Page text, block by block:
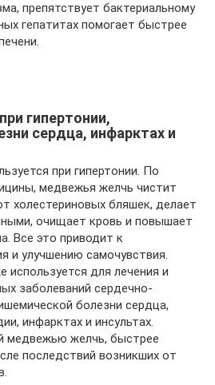
препятствует бактериальному
гепатитах помогает быстрее
гипертонии,
сердца, инфарктах и
при гипертонии. По
медвежья желчь чистит
холестериновых бляшек, делает
очищает кровь и повышает
Все это приводит к
и улучшению самочувствия.
для лечения и
заболеваний сердечно-
болезни сердца,
инфарктах и инсультах.
медвежью желчь, быстрее
последствий возникших от